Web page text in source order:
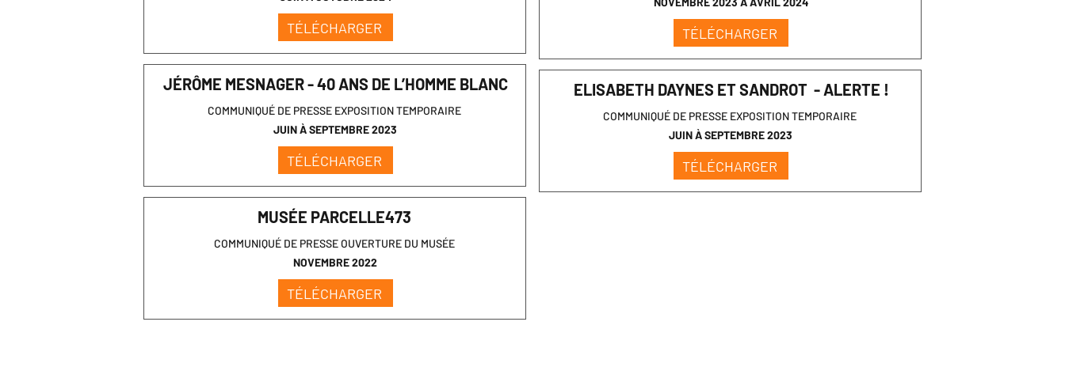
TÉLÉCHARGER
JÉRÔME MESNAGER - 40 ANS DE L’HOMME BLANC
COMMUNIQUÉ DE PRESSE EXPOSITION TEMPORAIRE
JUIN À SEPTEMBRE 2023
TÉLÉCHARGER
MUSÉE PARCELLE473
COMMUNIQUÉ DE PRESSE OUVERTURE DU MUSÉE
NOVEMBRE 2022
TÉLÉCHARGER
TÉLÉCHARGER
ELISABETH DAYNES ET SANDROT - ALERTE !
COMMUNIQUÉ DE PRESSE EXPOSITION TEMPORAIRE
JUIN À SEPTEMBRE 2023
TÉLÉCHARGER